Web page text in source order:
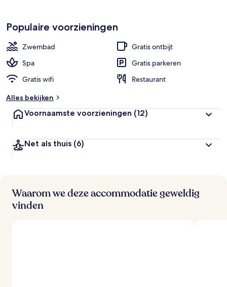
Populaire voorzieningen
Zwembad
Gratis ontbijt
Spa
Gratis parkeren
Gratis wifi
Restaurant
Alles bekijken
Voornaamste voorzieningen (12)
Net als thuis (6)
Waarom we deze accommodatie geweldig
vinden